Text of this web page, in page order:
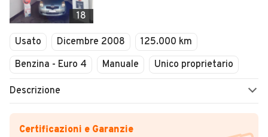
18
Usato Dicembre 2008
125.000 km
Benzina - Euro 4
Manuale Unico proprietario
Descrizione
Certificazioni e Garanzie